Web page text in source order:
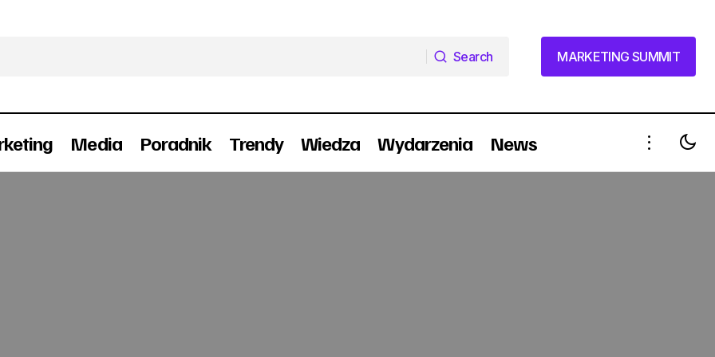
Search
MARKETING SUMMIT
MARKETING SUMMIT
Media Poradnik Trendy Wiedza Wydarzenia News